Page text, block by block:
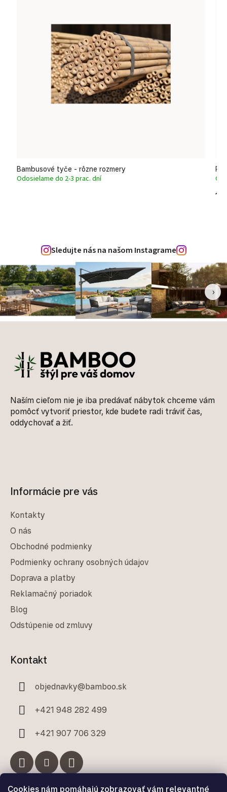
Cookies nám pomáhajú zobrazovať vám relevantné
Bambusové tyče - rôzne rozmery
Odosielame do 2-3 prac. dní
Sledujte nás na našom Instagrame
‹ ›
Naším cieľom nie je iba predávať nábytok chceme vám
pomôcť vytvoriť priestor, kde budete radi tráviť čas,
oddychovať a žiť.
Informácie pre vás
Kontakty
O nás
Obchodné podmienky
Podmienky ochrany osobných údajov
Doprava a platby
Reklamačný poriadok
Blog
Odstúpenie od zmluvy
Kontakt
objednavky@bamboo.sk
+421 948 282 499
+421 907 706 329